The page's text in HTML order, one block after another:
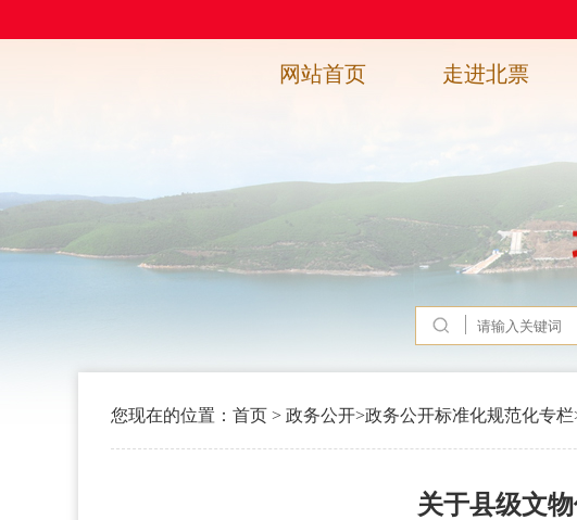
网站首页 走进北票
您现在的位置： 首页 > 政务公开>政务公开标准化规范化专栏
关于县级文